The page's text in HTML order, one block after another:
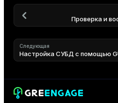
Проверка и
Следующая
Настройка СУБД с помощью